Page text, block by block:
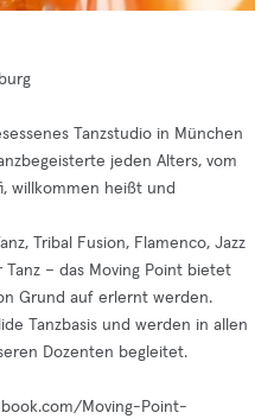
Tanzstudio in München
jeden Alters, vom
willkommen heißt und
Tribal Fusion, Flamenco, Jazz
– das Moving Point bietet
Grund auf erlernt werden.
Tanzbasis und werden in allen
Dozenten begleitet.
Moving-Point-